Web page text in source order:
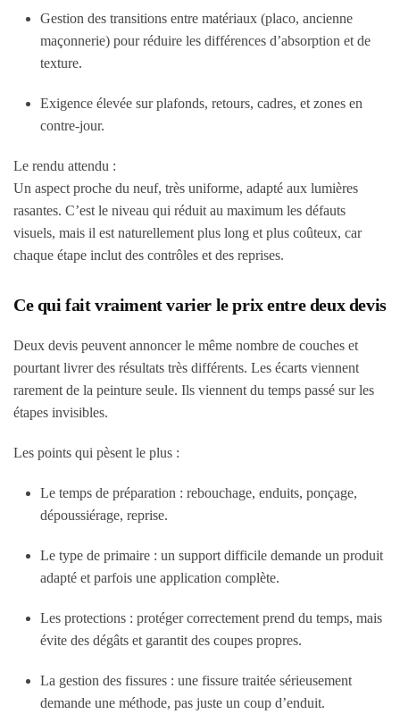
Gestion des transitions entre matériaux (placo, ancienne
maçonnerie) pour réduire les différences d’absorption et de
texture.
Exigence élevée sur plafonds, retours, cadres, et zones en
contre-jour.
Le rendu attendu :
Un aspect proche du neuf, très uniforme, adapté aux lumières
rasantes. C’est le niveau qui réduit au maximum les défauts
visuels, mais il est naturellement plus long et plus coûteux, car
chaque étape inclut des contrôles et des reprises.
Ce qui fait vraiment varier le prix entre deux devis
Deux devis peuvent annoncer le même nombre de couches et
pourtant livrer des résultats très différents. Les écarts viennent
rarement de la peinture seule. Ils viennent du temps passé sur les
étapes invisibles.
Les points qui pèsent le plus :
Le temps de préparation : rebouchage, enduits, ponçage,
dépoussiérage, reprise.
Le type de primaire : un support difficile demande un produit
adapté et parfois une application complète.
Les protections : protéger correctement prend du temps, mais
évite des dégâts et garantit des coupes propres.
La gestion des fissures : une fissure traitée sérieusement
demande une méthode, pas juste un coup d’enduit.